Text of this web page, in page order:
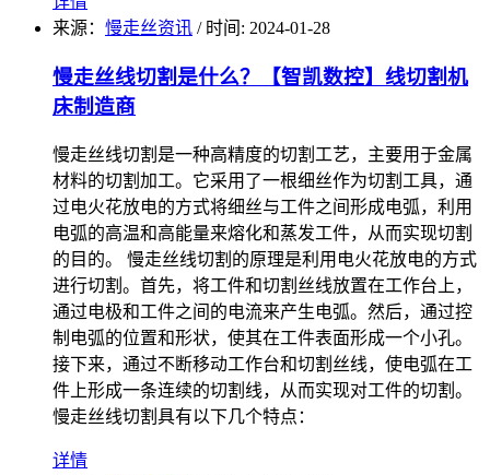
来源： 慢走丝资讯 / 时间: 2024-01-28
慢走丝线切割是什么？【智凯数控】线切割机
床制造商
慢走丝线切割是一种高精度的切割工艺，主要用于金属
材料的切割加工。它采用了一根细丝作为切割工具，通
过电火花放电的方式将细丝与工件之间形成电弧，利用
电弧的高温和高能量来熔化和蒸发工件，从而实现切割
的目的。 慢走丝线切割的原理是利用电火花放电的方式
进行切割。首先，将工件和切割丝线放置在工作台上，
通过电极和工件之间的电流来产生电弧。然后，通过控
制电弧的位置和形状，使其在工件表面形成一个小孔。
接下来，通过不断移动工作台和切割丝线，使电弧在工
件上形成一条连续的切割线，从而实现对工件的切割。
慢走丝线切割具有以下几个特点：
详情